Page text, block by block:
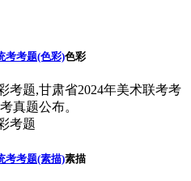
考考题(色彩)色彩
考题,甘肃省2024年美术联考考
真题公布。
考考题(素描)素描